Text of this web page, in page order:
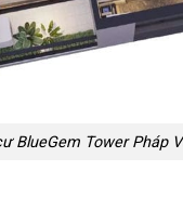
BlueGem Tower Pháp